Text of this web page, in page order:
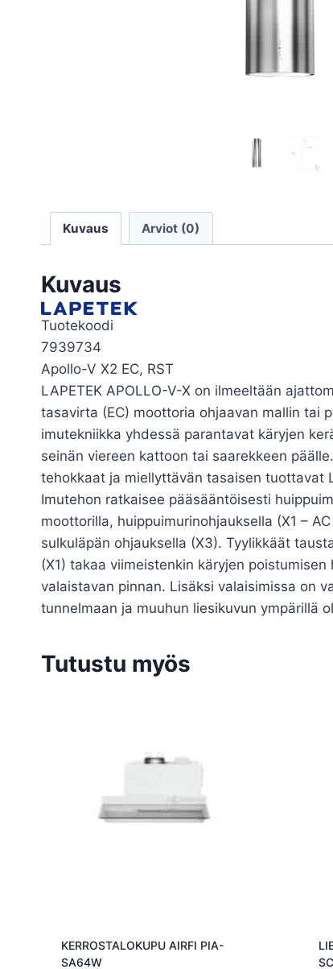
Kuvaus Arviot (0)
Kuvaus
Tuotekoodi
7939734
Apollo-V X2 EC, RST
LAPETEK APOLLO-V-X on ilmeeltään
tasavirta (EC) moottoria ohjaavan mallin tai
imutekniikka yhdessä parantavat käryjen
seinän viereen kattoon tai saarekkeen
tehokkaat ja miellyttävän tasaisen tuottavat
Imutehon ratkaisee pääsääntöisesti
moottorilla, huippuimurinohjauksella (X1 –
sulkuläpän ohjauksella (X3). Tyylikkäät
(X1) takaa viimeistenkin käryjen
valaistavan pinnan. Lisäksi valaisimissa on
tunnelmaan ja muuhun liesikuvun ympärillä
Tutustu myös
KERROSTALOKUPU AIRFI PIA-
SA64W